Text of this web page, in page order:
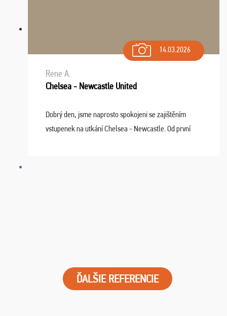
14.03.2026
Rene A.
Chelsea - Newcastle United
Dobrý den, jsme naprosto spokojeni se zajištěním
vstupenek na utkání Chelsea - Newcastle. Od první
ĎALŠIE REFERENCIE